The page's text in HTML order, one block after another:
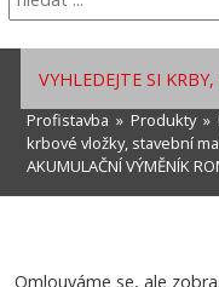
VYHLEDEJTE SI
Profistavba » Produkty»
krbové vložky, stavební
AKUMULAČNÍ VÝMĚNÍK
Omlouváme se, ale